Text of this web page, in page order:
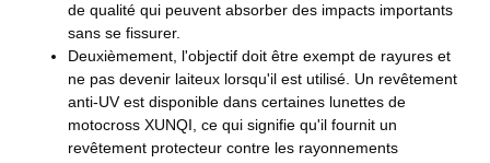
de qualité qui peuvent absorber des impacts importants
sans se fissurer.
Deuxièmement, l'objectif doit être exempt de rayures et
ne pas devenir laiteux lorsqu'il est utilisé. Un revêtement
anti-UV est disponible dans certaines lunettes de
motocross XUNQI, ce qui signifie qu'il fournit un
revêtement protecteur contre les rayonnements